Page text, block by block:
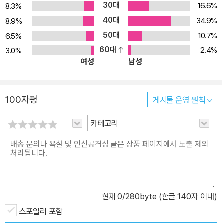
8.3%
30대
16.6%
8.9%
40대
34.9%
6.5%
50대
10.7%
3.0%
60대
2.4%
여성
남성
100자평 게시물 운영 원칙
카테고리
현재 0/280byte (한글 140자 이내)
스포일러 포함